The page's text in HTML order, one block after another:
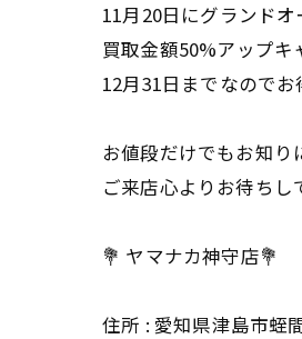
11月20日にグランドオ
買取金額50%アップキ
12月31日までなので
お値段だけでもお知
ご来店心よりお待ちし
💐 ヤマナカ神守店💐
住所 : 愛知県津島市蛭